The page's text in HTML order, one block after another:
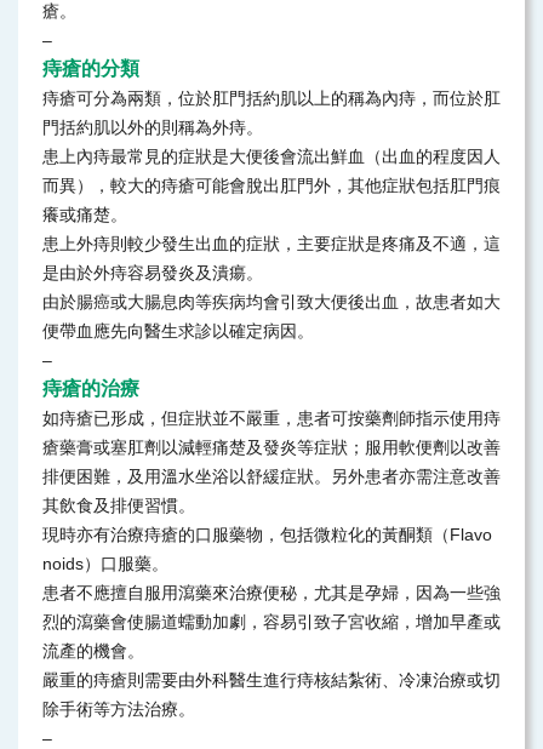
瘡。
–
痔瘡的分類
痔瘡可分為兩類，位於肛門括約肌以上的稱為內痔，而位於肛
門括約肌以外的則稱為外痔。
患上內痔最常見的症狀是大便後會流出鮮血（出血的程度因人
而異），較大的痔瘡可能會脫出肛門外，其他症狀包括肛門痕
癢或痛楚。
患上外痔則較少發生出血的症狀，主要症狀是疼痛及不適，這
是由於外痔容易發炎及潰瘍。
由於腸癌或大腸息肉等疾病均會引致大便後出血，故患者如大
便帶血應先向醫生求診以確定病因。
–
痔瘡的治療
如痔瘡已形成，但症狀並不嚴重，患者可按藥劑師指示使用痔
瘡藥膏或塞肛劑以減輕痛楚及發炎等症狀；服用軟便劑以改善
排便困難，及用溫水坐浴以舒緩症狀。另外患者亦需注意改善
其飲食及排便習慣。
現時亦有治療痔瘡的口服藥物，包括微粒化的黃酮類（Flavo
noids）口服藥。
患者不應擅自服用瀉藥來治療便秘，尤其是孕婦，因為一些強
烈的瀉藥會使腸道蠕動加劇，容易引致子宮收縮，增加早產或
流產的機會。
嚴重的痔瘡則需要由外科醫生進行痔核結紮術、冷凍治療或切
除手術等方法治療。
–